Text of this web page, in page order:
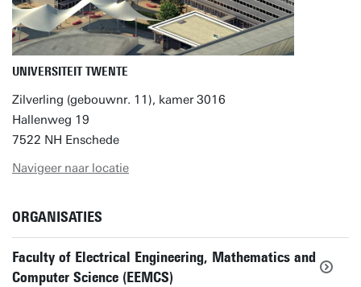
UNIVERSITEIT TWENTE
Zilverling (gebouwnr. 11), kamer 3016
Hallenweg 19
7522 NH Enschede
Navigeer naar locatie
ORGANISATIES
Faculty of Electrical Engineering, Mathematics and
Computer Science (EEMCS)